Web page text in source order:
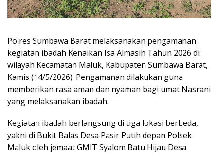
Polres Sumbawa Barat melaksanakan pengamanan
kegiatan ibadah Kenaikan Isa Almasih Tahun 2026 di
wilayah Kecamatan Maluk, Kabupaten Sumbawa Barat,
Kamis (14/5/2026). Pengamanan dilakukan guna
memberikan rasa aman dan nyaman bagi umat Nasrani
yang melaksanakan ibadah.
Kegiatan ibadah berlangsung di tiga lokasi berbeda,
yakni di Bukit Balas Desa Pasir Putih depan Polsek
Maluk oleh jemaat GMIT Syalom Batu Hijau Desa